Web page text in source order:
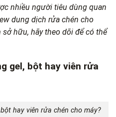
nhiều người tiêu dùng quan
dung dịch rửa chén cho
hữu, hãy theo dõi để có thể
gel, bột hay viên rửa
hay viên rửa chén cho máy?